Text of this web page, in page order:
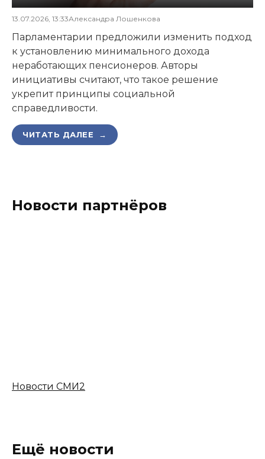
13.07.2026, 13:33Александра Лошенкова
Парламентарии предложили изменить подход
к установлению минимального дохода
неработающих пенсионеров. Авторы
инициативы считают, что такое решение
укрепит принципы социальной
справедливости.
ЧИТАТЬ ДАЛЕЕ →
Новости партнёров
Новости СМИ2
Ещё новости